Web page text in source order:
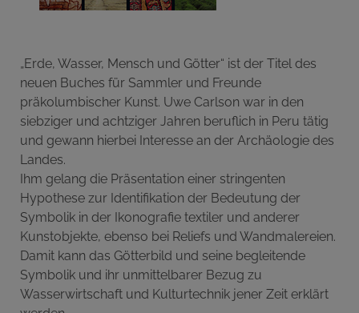
„Erde, Wasser, Mensch und Götter“ ist der Titel des
neuen Buches für Sammler und Freunde
präkolumbischer Kunst. Uwe Carlson war in den
siebziger und achtziger Jahren beruflich in Peru tätig
und gewann hierbei Interesse an der Archäologie des
Landes.
Ihm gelang die Präsentation einer stringenten
Hypothese zur Identifikation der Bedeutung der
Symbolik in der Ikonografie textiler und anderer
Kunstobjekte, ebenso bei Reliefs und Wand­malereien.
Damit kann das Götterbild und seine begleitende
Symbolik und ihr unmittelbarer Bezug zu
Wasserwirtschaft und Kulturtechnik jener Zeit erklärt